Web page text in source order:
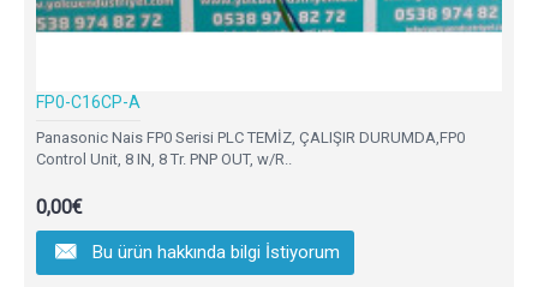
FP0-C16CP-A
Panasonic Nais FP0 Serisi PLC TEMİZ, ÇALIŞIR DURUMDA,FP0
Control Unit, 8 IN, 8 Tr. PNP OUT, w/R..
0,00€
Bu ürün hakkında bilgi İstiyorum